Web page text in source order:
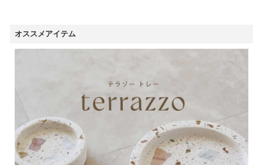
オススメアイテム